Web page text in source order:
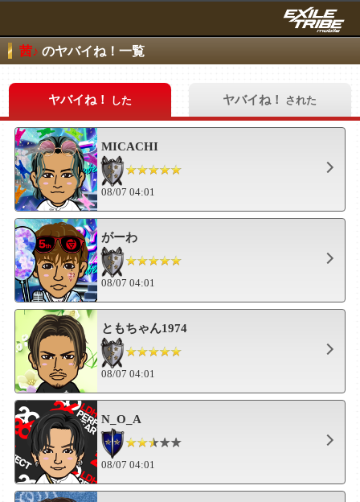
茜♪ のヤバイね！一覧
ヤバイね！ した ヤバイね！ された
MICACHI
08/07 04:01
がーわ
08/07 04:01
ともちゃん1974
08/07 04:01
N_O_A
08/07 04:01